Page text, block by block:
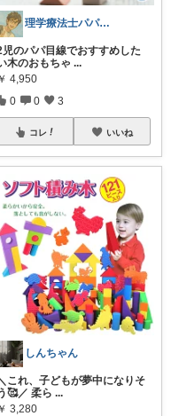
理学療法士パパの快適暮らし 👨
児のパパ目線でおすすめした
木のおもちゃ ...
￥ 4,950
0 0 3
コレ いいね
しんちゃん
これ、子どもが夢中になりそ
🥰／ 柔ら ...
￥ 3,280